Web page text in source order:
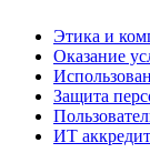
Этика и
Оказание
Защита
ИТ